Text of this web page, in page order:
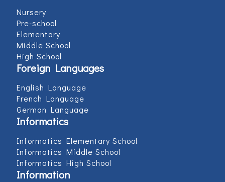
Nursery
Pre-school
Elementary
Middle School
High School
Foreign Languages
English Language
French Language
German Language
Informatics
Informatics Elementary School
Informatics Middle School
Informatics High School
Information